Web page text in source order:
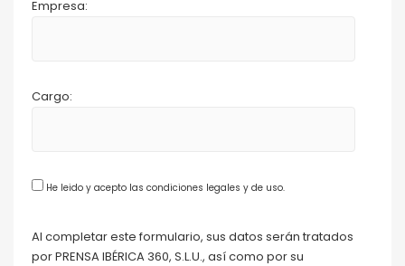
Empresa:
Cargo:
He leido y acepto las condiciones legales y de uso.
Al completar este formulario, sus datos serán tratados
por PRENSA IBÉRICA 360, S.L.U., así como por su